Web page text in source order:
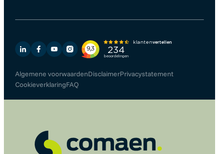
Algemene voorwaardenDisclaimerPrivacystatement
CookieverklaringFAQ